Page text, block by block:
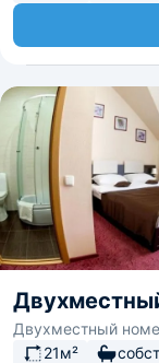
Двухместный
21м²